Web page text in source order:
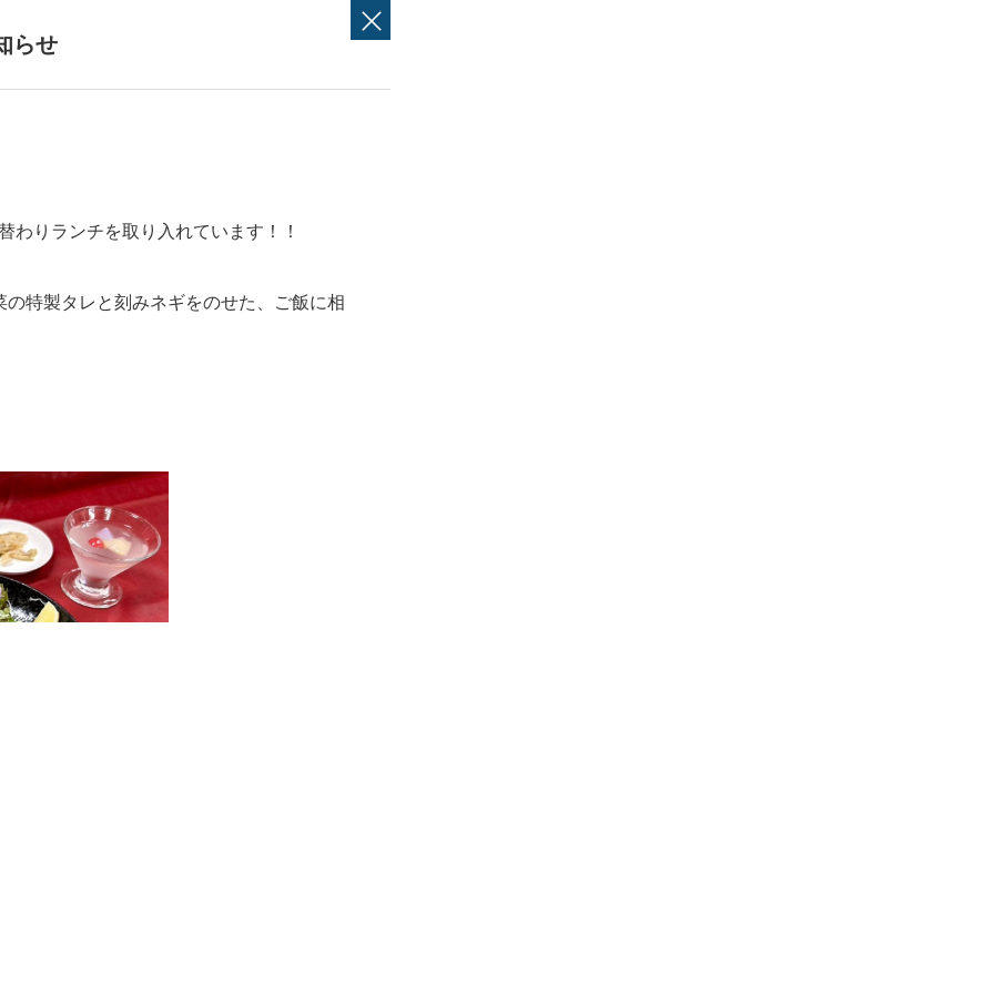
らせ
わりランチを取り入れています！！
特製タレと刻みネギをのせた、ご飯に相